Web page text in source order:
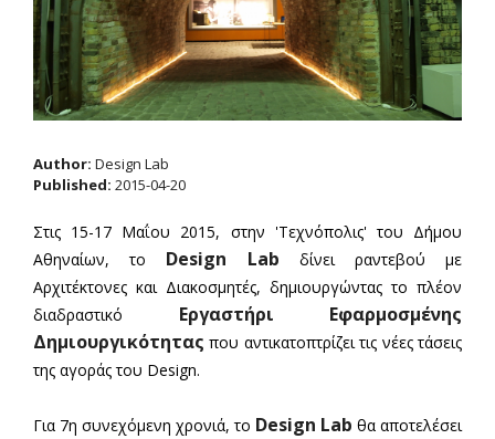
Author: Design Lab
Published: 2015-04-20
Στις 15-17 Μαΐου 2015, στην 'Τεχνόπολις' του Δήμου
Αθηναίων, το
Design Lab δίνει ραντεβού με
Αρχιτέκτονες και Διακοσμητές, δημιουργώντας το πλέον
διαδραστικό Εργαστήρι Εφαρμοσμένης
Δημιουργικότητας που αντικατοπτρίζει τις νέες τάσεις
της αγοράς του Design.
Για 7η συνεχόμενη χρονιά, το Design Lab θα αποτελέσει